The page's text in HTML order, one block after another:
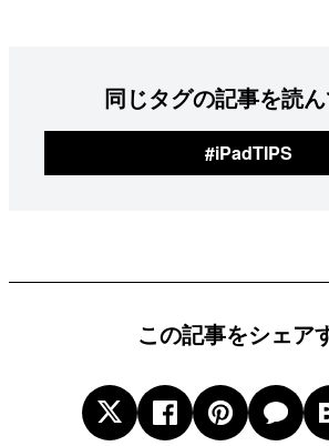
同じタグの記事を読
#iPadTIPS
この記事をシェア